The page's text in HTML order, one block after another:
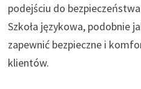
podejściu do
Szkoła językowa, podobnie
zapewnić bezpieczne i
klientów.